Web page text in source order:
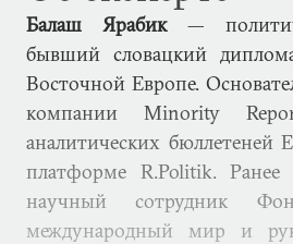
Балаш Ярабик—
бывший словацкий
Восточной Европе.
компании Minority
аналитических бюллетеней
платформе R.Politik.
научный сотрудник
международный мир и